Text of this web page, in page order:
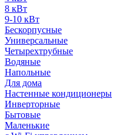
8 кВт
9-10 кВт
Бескорпусные
Универсальные
Четырехтрубные
Водяные
Напольные
Для дома
Настенные кондиционеры
Инверторные
Бытовые
Маленькие